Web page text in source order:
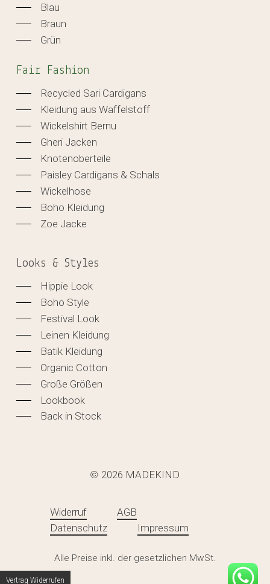
Zwischensumme:
WARENKORB ANZEIGEN
Blau
Braun
Grün
Fair Fashion
Recycled Sari Cardigans
Kleidung aus Waffelstoff
Wickelshirt Bernu
Gheri Jacken
Knotenoberteile
Paisley Cardigans & Schals
Wickelhose
Boho Kleidung
Zoe Jacke
Looks & Styles
Hippie Look
Boho Style
Festival Look
Leinen Kleidung
Batik Kleidung
Organic Cotton
Große Größen
Lookbook
Back in Stock
© 2026 MADEKIND
Widerruf
AGB
Datenschutz
Impressum
Alle Preise inkl. der gesetzlichen MwSt.
Vertrag Widerrufen